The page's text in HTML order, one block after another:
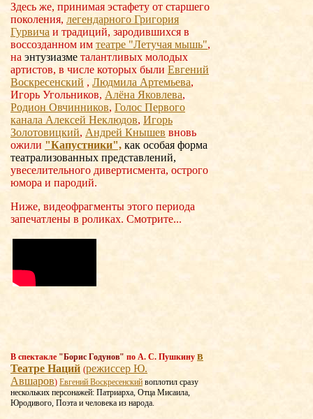
Здесь же, принимая эстафету от старшего
поколения, легендарного Григория
Гурвича и традиций, зародившихся в
воссозданном им театре "Летучая мышь",
на энтузиазме талантливых молодых
артистов, в числе которых были Евгений
Воскресенский , Людмила Артемьева,
Игорь Угольников, Алёна Яковлева,
Родион Овчинников, Голос Первого
канала Алексей Неклюдов, Игорь
Золотовицкий, Андрей Кнышев вновь
ожили "Капустники", как особая форма
театрализованных представлений,
увеселительного дивертисмента, острого
юмора и пародий.
Ниже, видеофрагменты этого периода
запечатлены в роликах. Смотрите...
В спектакле "Борис Годунов" по А. С. Пушкину в
Театре Наций (режиссер Ю.
Авшаров) Евгений Воскресенский воплотил сразу
нескольких персонажей: Патриарха, Отца Мисаила,
Юродивого, Поэта и человека из народа.